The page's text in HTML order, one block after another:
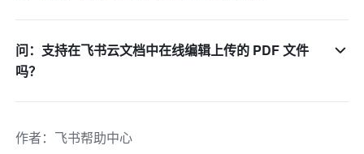
问：支持在飞书云文档中在线编辑上传的 PDF 文件
吗？
作者： 飞书帮助中心